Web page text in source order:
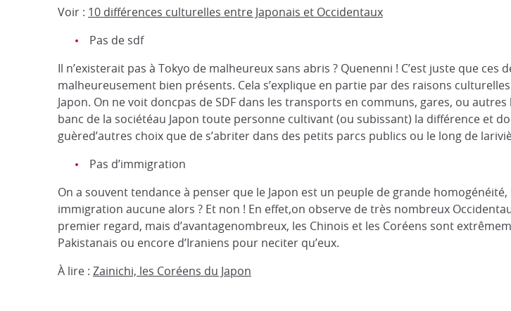
Voir : 10 différences culturelles entre Japonais et Occidentaux
Pas de sdf
Il n’existerait pas à Tokyo de malheureux sans abris ? Quenenni ! C’est juste que
malheureusement bien présents. Cela s’explique en partie par des raisons
Japon. On ne voit doncpas de SDF dans les transports en communs, gares, ou
banc de la sociétéau Japon toute personne cultivant (ou subissant) la différence et
guèred’autres choix que de s’abriter dans des petits parcs publics ou le long de
Pas d’immigration
On a souvent tendance à penser que le Japon est un peuple de grande
immigration aucune alors ? Et non ! En effet,on observe de très nombreux
premier regard, mais d’avantagenombreux, les Chinois et les Coréens sont
Pakistanais ou encore d’Iraniens pour neciter qu’eux.
À lire : Zainichi, les Coréens du Japon